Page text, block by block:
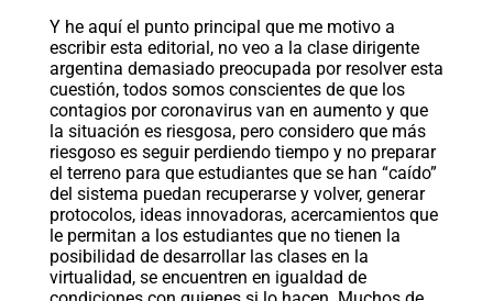
Y he aquí el punto principal que me motivo a
escribir esta editorial, no veo a la clase dirigente
argentina demasiado preocupada por resolver esta
cuestión, todos somos conscientes de que los
contagios por coronavirus van en aumento y que
la situación es riesgosa, pero considero que más
riesgoso es seguir perdiendo tiempo y no preparar
el terreno para que estudiantes que se han “caído”
del sistema puedan recuperarse y volver, generar
protocolos, ideas innovadoras, acercamientos que
le permitan a los estudiantes que no tienen la
posibilidad de desarrollar las clases en la
virtualidad, se encuentren en igualdad de